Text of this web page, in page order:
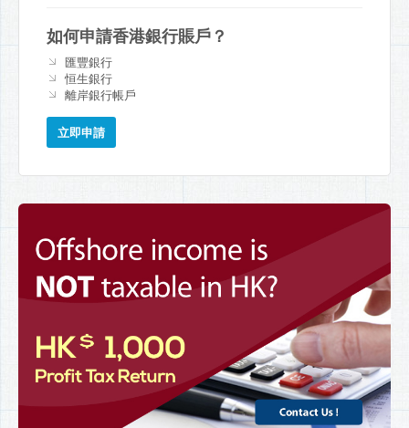
如何申請香港銀行賬戶？
匯豐銀行
恒生銀行
離岸銀行帳戶
立即申請